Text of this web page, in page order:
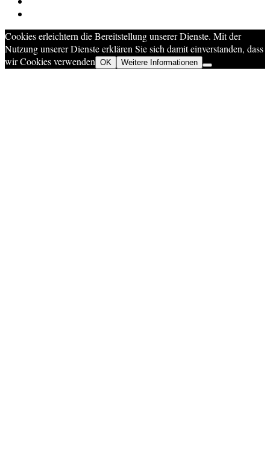
Cookies erleichtern die Bereitstellung unserer Dienste. Mit der
Nutzung unserer Dienste erklären Sie sich damit einverstanden, dass
wir Cookies verwenden OK Weitere Informationen